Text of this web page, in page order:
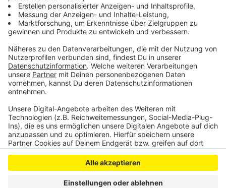
Anzeige
USC Freiburg - Rheinland Lions 95:65
Anzeige
Anzeige